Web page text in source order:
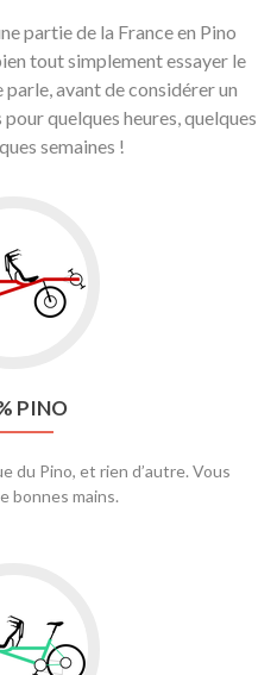
partie de la France en Pino
tout simplement essayer le
avant de considérer un
quelques heures, quelques
semaines !
PINO
du Pino, et rien d’autre. Vous
bonnes mains.